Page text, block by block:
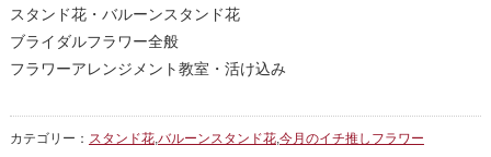
スタンド花・バルーンスタンド花
ブライダルフラワー全般
フラワーアレンジメント教室・活け込み
カテゴリー： スタンド花, バルーンスタンド花, 今月のイチ推しフラワー